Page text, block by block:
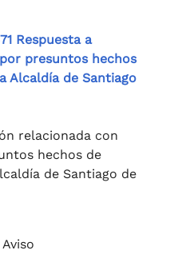
Respuesta a
presuntos hechos
Alcaldía de Santiago
relacionada con
hechos de
de Santiago de